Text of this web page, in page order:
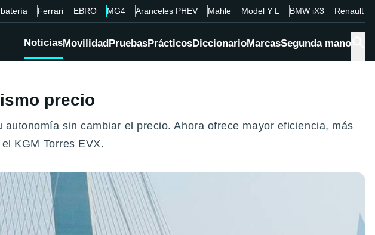
Ferrari EBRO MG4 Aranceles PHEV Mahle Model Y L BMW iX3 Renault
NoticiasMovilidadPruebasPrácticosDiccionarioMarcasSegunda mano
precio
sin cambiar el precio. Ahora ofrece mayor eficiencia, más
KGM Torres EVX.